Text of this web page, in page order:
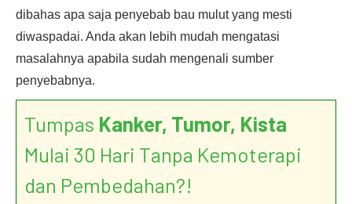
dibahas apa saja penyebab bau mulut yang mesti
diwaspadai. Anda akan lebih mudah mengatasi
masalahnya apabila sudah mengenali sumber
penyebabnya.
Tumpas Kanker, Tumor, Kista
Mulai 30 Hari Tanpa Kemoterapi
dan Pembedahan?!